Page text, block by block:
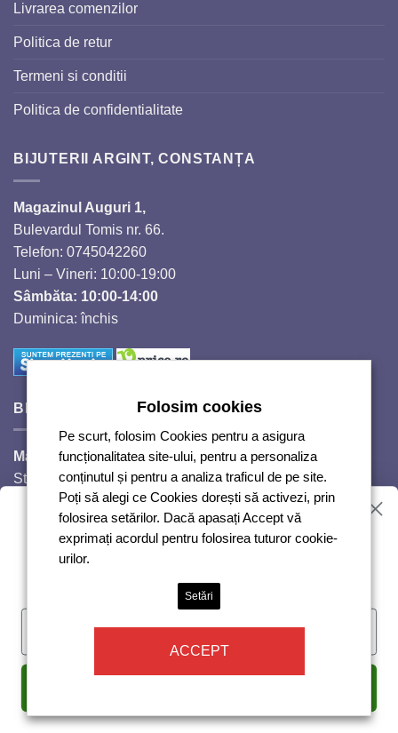
Livrarea comenzilor
Politica de retur
Termeni si conditii
Politica de confidentialitate
BIJUTERII ARGINT, CONSTANȚA
Magazinul Auguri 1,
Bulevardul Tomis nr. 66.
Telefon: 0745042260
Luni – Vineri: 10:00-19:00
Sâmbăta: 10:00-14:00
Duminica: închis
BIJUTERII SI CRISTALE
Magazinul Auguri 2,
Strada Răscoalei 1907, nr. 18.
Telefon: 0720224353
Luni – Vineri: 10:00-18:00
Sâmbăta: 10:00-14:00
Duminică: închis
Copyright 2026 ©DG COMIXT Srl
Folosim cookies
Pe scurt, folosim Cookies pentru a asigura
funcționalitatea site-ului, pentru a personaliza
conținutul și pentru a analiza traficul de pe site.
Poți să alegi ce Cookies dorești să activezi, prin
folosirea setărilor. Dacă apasați Accept vă
exprimați acordul pentru folosirea tuturor cookie-
urilor.
Setări
ACCEPT
Vrei reduceri?
Abonează-te și te anunțăm!